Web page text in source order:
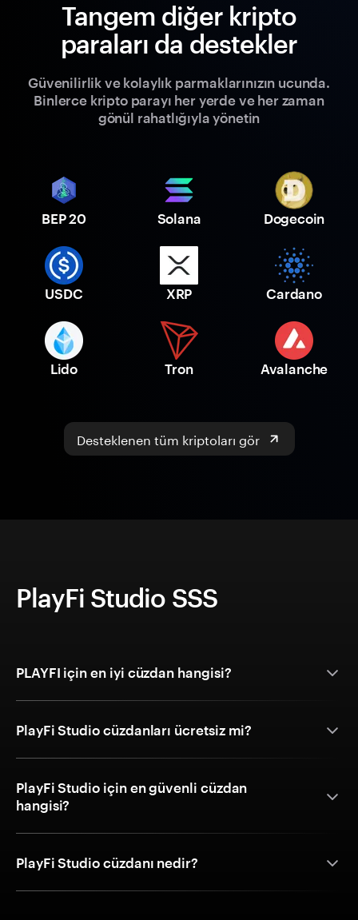
Tangem diğer kripto
paraları da destekler
Güvenilirlik ve kolaylık parmaklarınızın ucunda.
Binlerce kripto parayı her yerde ve her zaman
gönül rahatlığıyla yönetin
BEP 20 Solana Dogecoin
USDC XRP Cardano
Lido Tron Avalanche
Desteklenen tüm kriptoları gör
PlayFi Studio SSS
PLAYFI için en iyi cüzdan hangisi?
PlayFi Studio cüzdanları ücretsiz mi?
PlayFi Studio için en güvenli cüzdan
hangisi?
PlayFi Studio cüzdanı nedir?